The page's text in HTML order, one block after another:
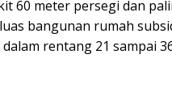
60 meter persegi dan
bangunan rumah
rentang 21 sampai